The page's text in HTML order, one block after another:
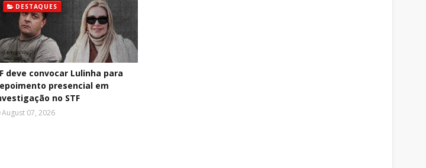
DESTAQUES
deve convocar Lulinha para
presencial em
no STF
August 07, 2026